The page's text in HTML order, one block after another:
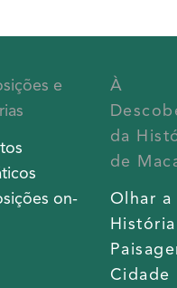
e
on-
À
da
de
Olhar a
História
Cidade